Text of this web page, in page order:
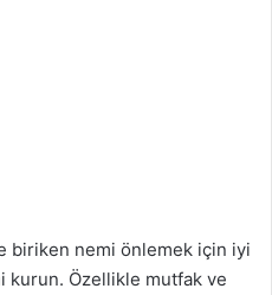
biriken nemi önlemek için iyi
kurun. Özellikle mutfak ve